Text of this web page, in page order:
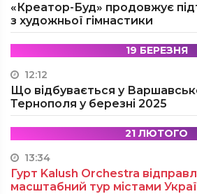
«Креатор-Буд» продовжує
з художньої гімнастики
19 БЕРЕЗНЯ
12:12
Що відбувається у
Тернополя у березні 2025
21 ЛЮТОГО
13:34
Гурт Kalush Orchestra
масштабний тур містами